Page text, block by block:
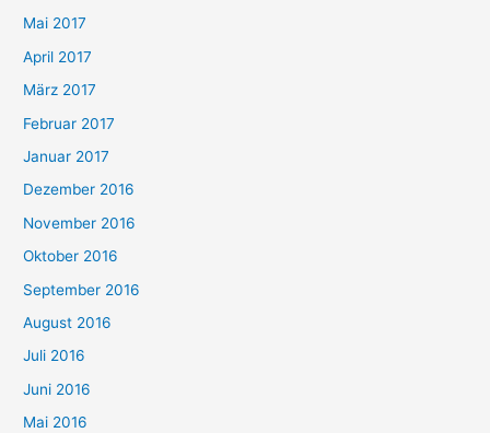
Mai 2017
April 2017
März 2017
Februar 2017
Januar 2017
Dezember 2016
November 2016
Oktober 2016
September 2016
August 2016
Juli 2016
Juni 2016
Mai 2016